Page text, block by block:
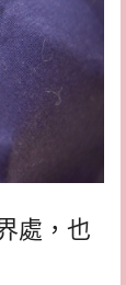
處，也